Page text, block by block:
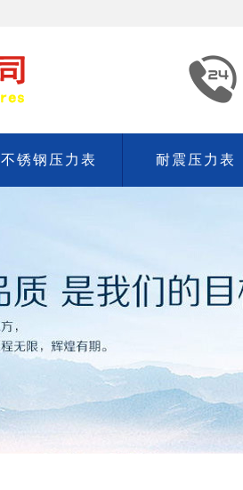
不锈钢压力表 耐震压力表